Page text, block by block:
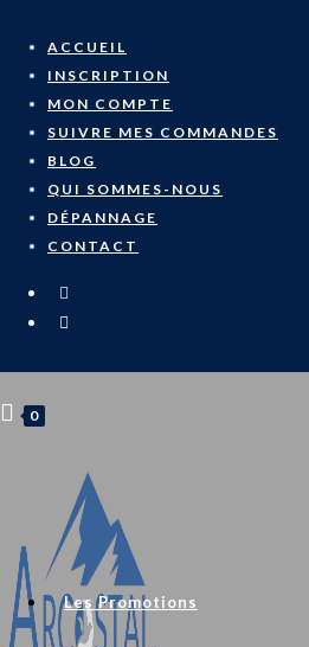
content
ACCUEIL
INSCRIPTION
MON COMPTE
SUIVRE MES COMMANDES
BLOG
QUI SOMMES-NOUS
DÉPANNAGE
CONTACT
0
Les Promotions